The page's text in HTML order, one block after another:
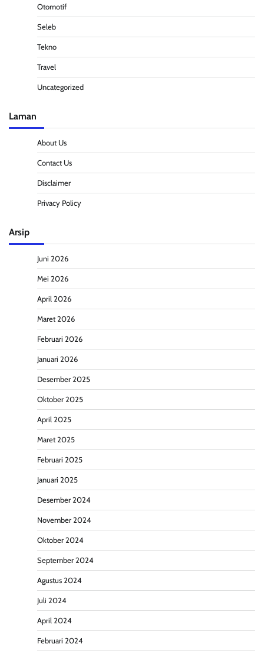
Otomotif
Seleb
Tekno
Travel
Uncategorized
Laman
About Us
Contact Us
Disclaimer
Privacy Policy
Arsip
Juni 2026
Mei 2026
April 2026
Maret 2026
Februari 2026
Januari 2026
Desember 2025
Oktober 2025
April 2025
Maret 2025
Februari 2025
Januari 2025
Desember 2024
November 2024
Oktober 2024
September 2024
Agustus 2024
Juli 2024
April 2024
Februari 2024